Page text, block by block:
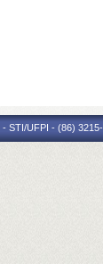
STI/UFPI - (86)